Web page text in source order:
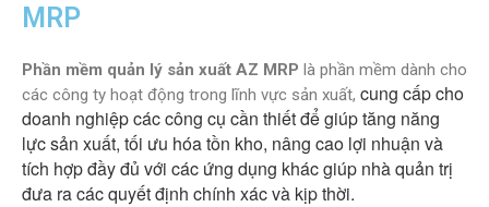
MRP
Phần mềm quản lý sản xuất AZ MRP là phần mềm dành cho
các công ty hoạt động trong lĩnh vực sản xuất, cung cấp cho
doanh nghiệp các công cụ cần thiết để giúp tăng năng
lực sản xuất, tối ưu hóa tồn kho, nâng cao lợi nhuận và
tích hợp đầy đủ với các ứng dụng khác giúp nhà quản trị
đưa ra các quyết định chính xác và kịp thời.